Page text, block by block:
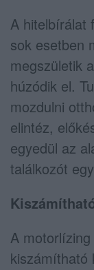
A hitelbírálat
sok esetben
megszületik
húzódik el.
mozdulni
elintéz,
egyedül az
találkozót
A
kiszámítható